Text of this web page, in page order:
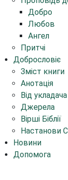
Добро
Любов
Ангел
Притчі
Добрословіє
Зміст книги
Анотація
Від укладача
Джерела
Вірші Біблії
Настанови
Новини
Допомога